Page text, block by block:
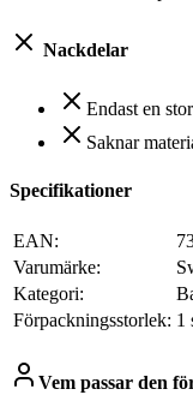
Nackdelar
Endast en
Saknar
Specifikationer
EAN:
Varumärke:
Kategori:
Förpackningsstorlek: 1
Vem passar den